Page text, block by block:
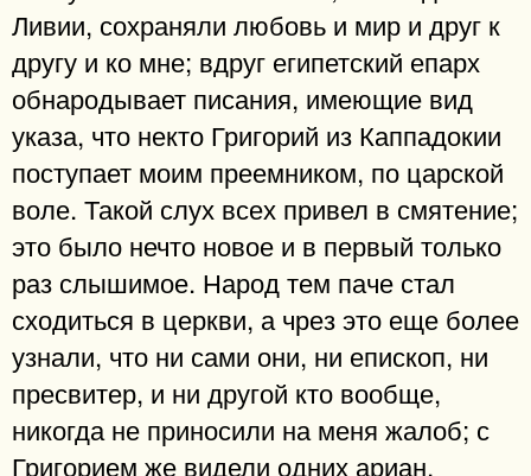
Ливии, сохраняли любовь и мир и друг к
другу и ко мне; вдруг египетский епарх
обнародывает писания, имеющие вид
указа, что некто Григорий из Каппадокии
поступает моим преемником, по царской
воле. Такой слух всех привел в смятение;
это было нечто новое и в первый только
раз слышимое. Народ тем паче стал
сходиться в церкви, а чрез это еще более
узнали, что ни сами они, ни епископ, ни
пресвитер, и ни другой кто вообще,
никогда не приносили на меня жалоб; с
Григорием же видели одних ариан,